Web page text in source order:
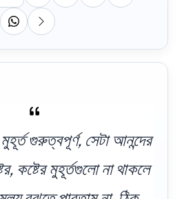
গুরুত্বপূর্ণ, সেটা আনন্দের
কষ্টের মুহূর্তগুলো না থাকলে